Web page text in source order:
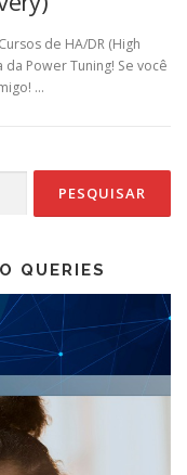
de HA/DR (High
Power Tuning! Se você
…
QUERIES